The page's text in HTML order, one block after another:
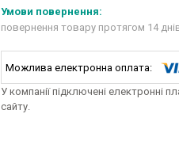
повернення товару протягом 14
У компанії підключені електронні
сайту.